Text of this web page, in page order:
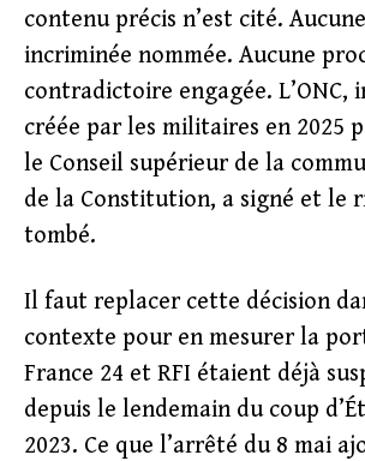
contenu précis n’est cité.
incriminée nommée. Aucune
contradictoire engagée.
créée par les militaires en 2025
le Conseil supérieur de la
de la Constitution, a signé et le
tombé.
Il faut replacer cette décision
contexte pour en mesurer la
France 24 et RFI étaient déjà
depuis le lendemain du coup
2023. Ce que l’arrêté du 8 mai